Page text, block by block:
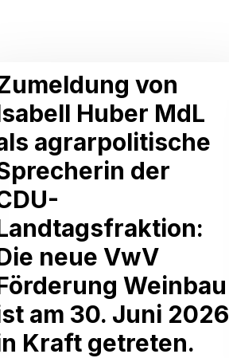
von
Huber MdL
agrarpolitische
der
neue VwV
Weinbau
am 30. Juni 2026
Kraft getreten.